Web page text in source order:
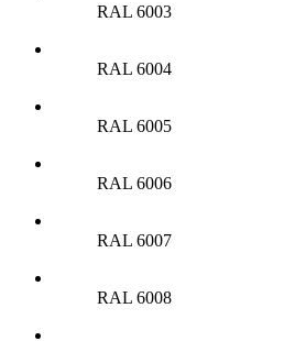
RAL 6003
RAL 6004
RAL 6005
RAL 6006
RAL 6007
RAL 6008